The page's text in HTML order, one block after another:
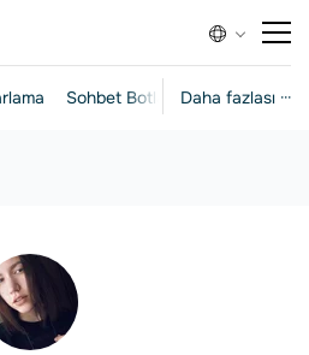
Daha fazlası ···
Sohbet Botları Açılış Sayfaları